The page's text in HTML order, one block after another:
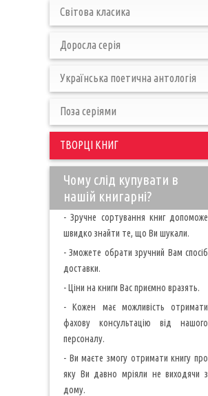
Світова класика
Доросла серія
Українська поетична антологія
Поза серіями
ТВОРЦІ КНИГ
Чому слід купувати в
нашій книгарні?
- Зручне сортування книг допоможе
швидко знайти те, що Ви шукали.
- Зможете обрати зручний Вам спосіб
доставки.
- Ціни на книги Вас приємно вразять.
- Кожен має можливість отримати
фахову консультацію від нашого
персоналу.
- Ви маєте змогу отримати книгу про
яку Ви давно мріяли не виходячи з
дому.